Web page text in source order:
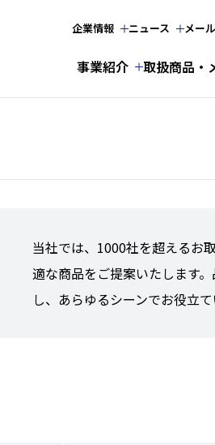
企業情報 ニュース メー
事業紹介 取扱商品・
当社では、1000社を超えるお
適な商品をご提案いたします
し、あらゆるシーンでお役立